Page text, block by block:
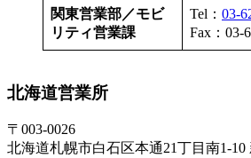
関東営業部／モビ
リティ営業課
Tel： 03-
Fax：03-
北海道営業所
〒003-0026
北海道札幌市白石区本通21丁目南1-